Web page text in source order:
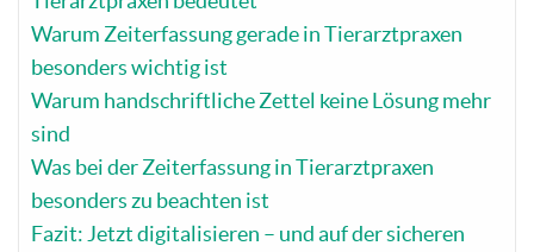
Warum Zeiterfassung gerade in Tierarztpraxen
besonders wichtig ist
Warum handschriftliche Zettel keine Lösung mehr
sind
Was bei der Zeiterfassung in Tierarztpraxen
besonders zu beachten ist
Fazit: Jetzt digitalisieren – und auf der sicheren